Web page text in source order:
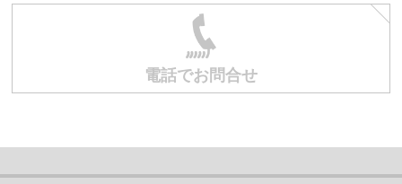
電話でお問合せ